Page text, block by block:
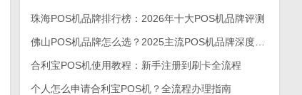
珠海POS机品牌排行榜：2026年十大POS机品牌评测
佛山POS机品牌怎么选？2025主流POS机品牌深度测评与选购指南
合利宝POS机使用教程：新手注册到刷卡全流程
个人怎么申请合利宝POS机？全流程办理指南